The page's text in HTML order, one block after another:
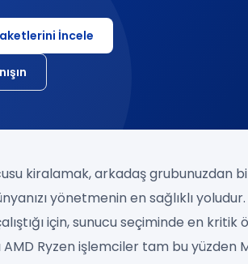
İncele
kiralamak, arkadaş grubunuzdan
yönetmenin en sağlıklı
için, sunucu seçiminde en kritik
AMD Ryzen işlemciler tam bu yüzden